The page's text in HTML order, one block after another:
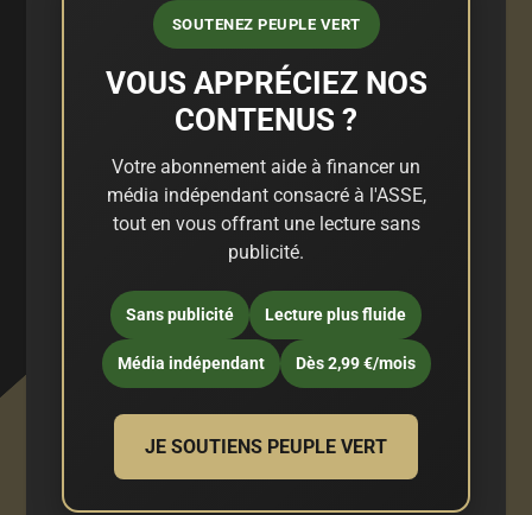
SOUTENEZ PEUPLE VERT
VOUS APPRÉCIEZ NOS
CONTENUS ?
Votre abonnement aide à financer un
média indépendant consacré à l'ASSE,
tout en vous offrant une lecture sans
publicité.
Sans publicité Lecture plus fluide
Média indépendant Dès 2,99 €/mois
JE SOUTIENS PEUPLE VERT